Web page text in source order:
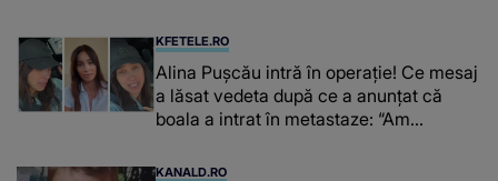
KFETELE.RO
Alina Pușcău intră în operație! Ce mesaj
a lăsat vedeta după ce a anunțat că
boala a intrat în metastaze: “Am
KANALD.RO